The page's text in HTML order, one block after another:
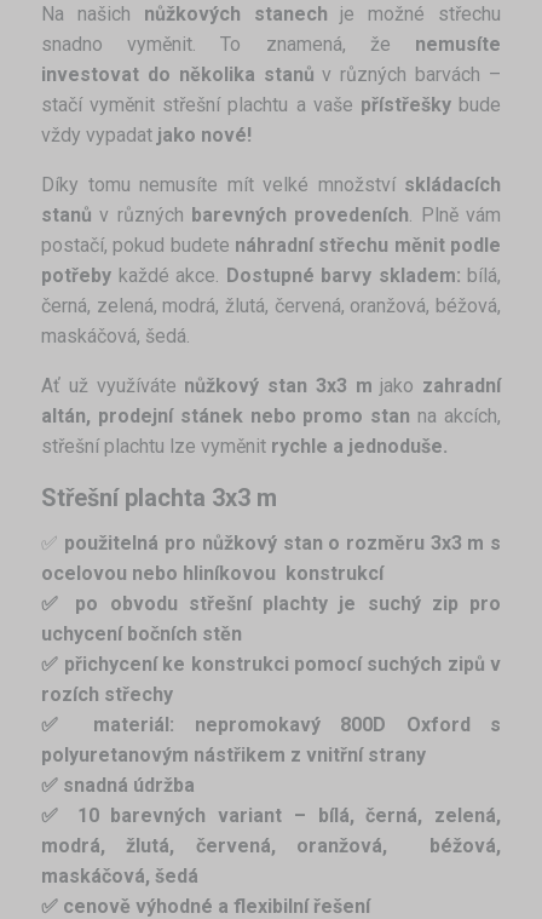
Na našich nůžkových stanech je možné střechu
snadno vyměnit. To znamená, že nemusíte
investovat do několika stanův různých barvách –
stačí vyměnit střešní plachtu a vaše přístřešky bude
vždy vypadat jako nové!
Díky tomu nemusíte mít velké množstvískládacích
stanův různých barevných provedeních . Plně vám
postačí, pokud budete náhradní střechu měnit podle
potřeby každé akce. Dostupné barvy skladem: bílá,
černá, zelená, modrá, žlutá, červená, oranžová, béžová,
maskáčová, šedá.
Ať už využíváte nůžkový stan 3x3 m jako zahradní
altán, prodejní stánek nebo promo stan na akcích,
střešní plachtu lze vyměnit rychle a jednoduše.
Střešní plachta 3x3 m
✅ použitelná pro nůžkový stan o rozměru 3x3 m s
ocelovou nebo hliníkovou konstrukcí
✅ po obvodu střešní plachty je suchý zip pro
uchycení bočních stěn
✅ přichycení ke konstrukci pomocí suchých zipů v
rozích střechy
✅ materiál: nepromokavý 800D Oxford s
polyuretanovým nástřikem z vnitřní strany
✅ snadná údržba
✅ 10 barevných variant – bílá, černá, zelená,
modrá, žlutá, červená, oranžová, béžová,
maskáčová, šedá
✅ cenově výhodné a flexibilní řešení